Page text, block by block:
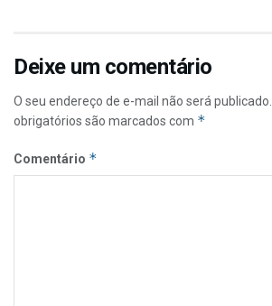
Deixe um comentário
O seu endereço de e-mail não será publicado.
obrigatórios são marcados com *
Comentário *